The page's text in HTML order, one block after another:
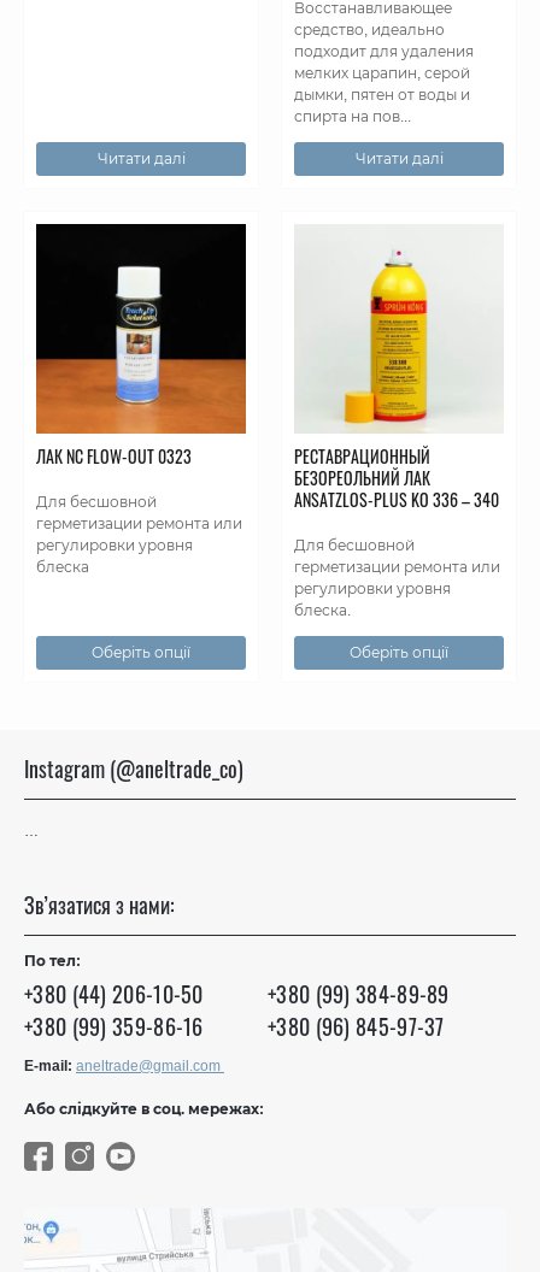
Читати далі
Восстанавливающее
средство, идеально
подходит для удаления
мелких царапин, серой
дымки, пятен от воды и
спирта на пов...
Читати далі
ЛАК NC FLOW-OUT 0323
Для бесшовной
герметизации ремонта или
регулировки уровня
блеска
Оберіть опції
РЕСТАВРАЦИОННЫЙ
БЕЗОРЕОЛЬНИЙ ЛАК
АNSATZLOS-РLUS KO 336 – 340
Для бесшовной
герметизации ремонта или
регулировки уровня
блеска.
Оберіть опції
Instagram (@aneltrade_co)
Зв’язатися з нами:
По тел:
+380 (44) 206-10-50
+380 (99) 384-89-89
+380 (99) 359-86-16
+380 (96) 845-97-37
E-mail: aneltrade@gmail.com
Або слідкуйте в соц. мережах: